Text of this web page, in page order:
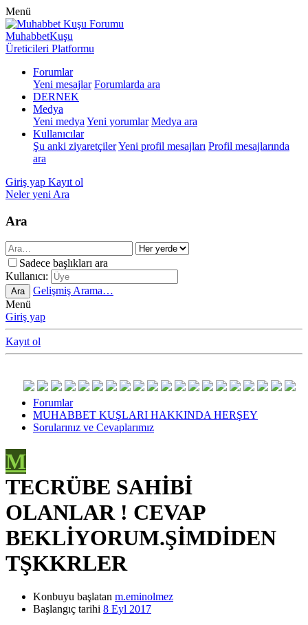
Menü
MuhabbetKuşu
Üreticileri Platformu
Forumlar
Yeni mesajlar Forumlarda ara
DERNEK
Medya
Yeni medya Yeni yorumlar Medya ara
Kullanıcılar
Şu anki ziyaretçilerYeni profil mesajları Profil mesajlarında
ara
Giriş yap Kayıt ol
Neler yeni Ara
Ara
Sadece başlıkları ara
Kullanıcı:
Ara
Gelişmiş Arama…
Menü
Giriş yap
Kayıt ol
Forumlar
MUHABBET KUŞLARI HAKKINDA HERŞEY
Sorularınız ve Cevaplarımız
M
TECRÜBE SAHİBİ
OLANLAR ! CEVAP
BEKLİYORUM.ŞİMDİDEN
TŞKKRLER
Konbuyu başlatan m.eminolmez
Başlangıç tarihi 8 Eyl 2017